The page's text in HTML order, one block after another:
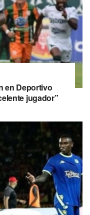
en Deportivo
jugador”